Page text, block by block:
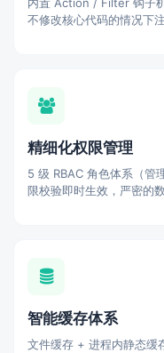
不修改核心代码的情况下
精细化权限管理
5 级 RBAC 角色体系（管
限校验即时生效，严密的
智能缓存体系
文件缓存 + 进程内静态缓